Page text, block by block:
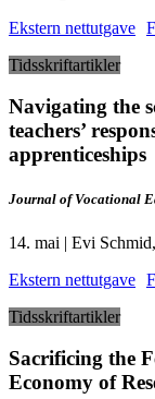
Ekstern nettutgave
Tidsskriftartikler
Navigating the
teachers’
apprenticeships
Journal of Vocational
14. mai | Evi
Ekstern nettutgave
Tidsskriftartikler
Sacrificing the
Economy of